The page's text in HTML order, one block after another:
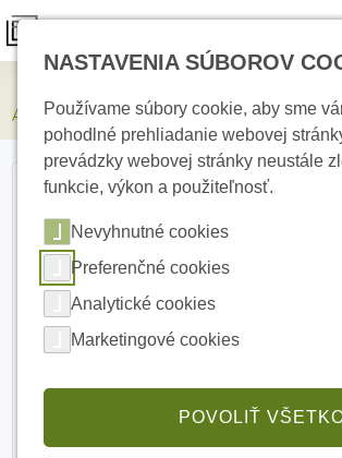
AJAX WaterStop 3/4 White Bezdrôtový hlavný
NASTAVENIA SÚBOROV
Používame súbory cookie, aby sme
pohodlné prehliadanie webovej
prevádzky webovej stránky neustále
funkcie, výkon a použiteľnosť.
Nevyhnutné cookies
Preferenčné cookies
Analytické cookies
Marketingové cookies
POVOLIŤ